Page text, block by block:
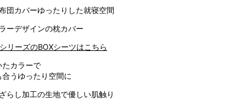
たカラーで
合うゆったり空間に